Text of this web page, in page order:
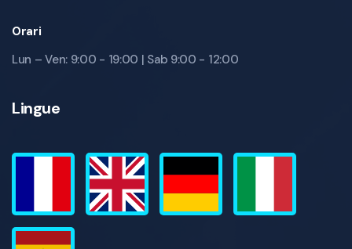
Orari
Lun – Ven: 9:00 - 19:00 | Sab 9:00 - 12:00
Lingue